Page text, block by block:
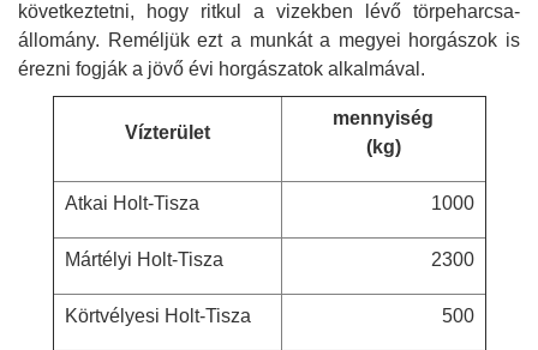
következtetni, hogy ritkul a vizekben lévő törpeharcsa-
állomány. Reméljük ezt a munkát a megyei horgászok is
érezni fogják a jövő évi horgászatok alkalmával.
Vízterület
mennyiség
(kg)
Atkai Holt-Tisza 1000
Mártélyi Holt-Tisza 2300
Körtvélyesi Holt-Tisza 500